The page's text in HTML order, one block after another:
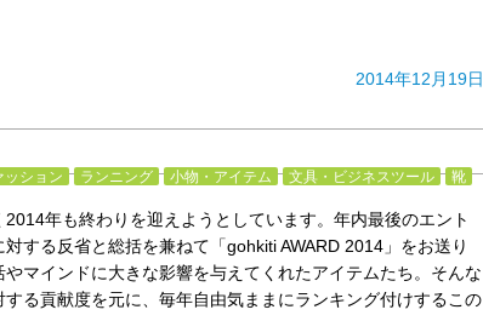
2014年12月19日
ッション ランニング 小物・アイテム 文具・ビジネスツール 靴
年も終わりを迎えようとしています。年内最後のエント
対する反省と総括を兼ねて「gohkiti AWARD 2014」をお送り
やマインドに大きな影響を与えてくれたアイテムたち。そんな
する貢献度を元に、毎年自由気ままにランキング付けするこの